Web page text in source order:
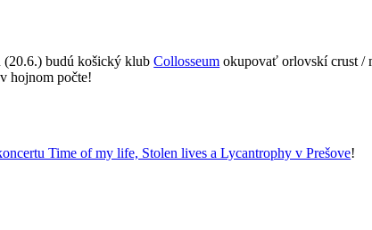
(20.6.) budú košický klubCollosseum okupovať orlovskí crust /
hojnom počte!
Time of my life, Stolen lives a Lycantrophy v Prešove!